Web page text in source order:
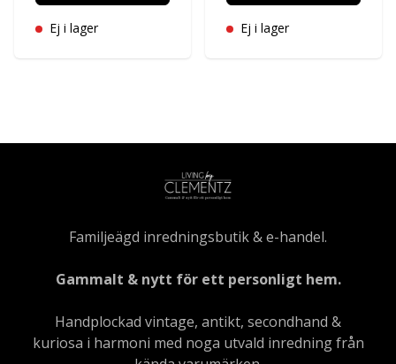
Ej i lager Ej i lager
Familjeägd inredningsbutik & e-handel.
Gammalt & nytt för ett personligt hem.
Handplockad vintage, antikt, secondhand &
kuriosa i harmoni med noga utvald inredning från